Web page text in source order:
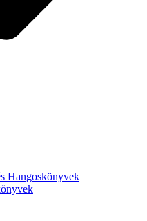
Hangoskönyvek